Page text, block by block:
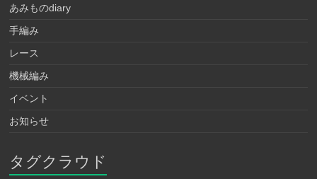
あみものdiary
手編み
レース
機械編み
イベント
お知らせ
タグクラウド